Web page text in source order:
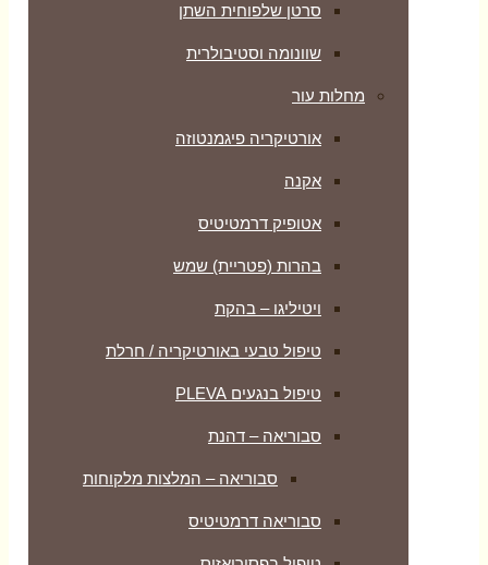
סרטן שלפוחית השתן
שוונומה וסטיבולרית
מחלות עור
אורטיקריה פיגמנטוזה
אקנה
אטופיק דרמטיטיס
בהרות (פטריית) שמש
ויטיליגו – בהקת
טיפול טבעי באורטיקריה / חרלת
טיפול בנגעים PLEVA
סבוריאה – דהנת
סבוריאה – המלצות מלקוחות
סבוריאה דרמטיטיס